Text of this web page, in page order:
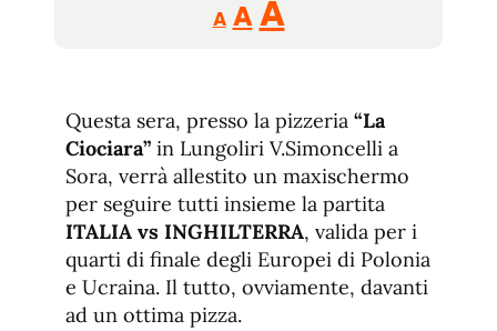
Atamaño
A Restablecer
fuente
AAumentar
de
fuente.
Questa sera, presso la pizzeria “La
Ciociara” in Lungoliri V.Simoncelli a
Sora, verrà allestito un maxischermo
per seguire tutti insieme la partita
ITALIA vs INGHILTERRA, valida per i
quarti di finale degli Europei di Polonia
e Ucraina. Il tutto, ovviamente, davanti
ad un ottima pizza.